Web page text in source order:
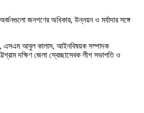
জনগণের অধিকার, উন্নয়ন ও মর্যাদার সঙ্গে
এসএম আবুল কালাম, আইনবিষয়ক সম্পাদক
দক্ষিণ জেলা স্বেচ্ছাসেবক লীগ সভাপতি ও